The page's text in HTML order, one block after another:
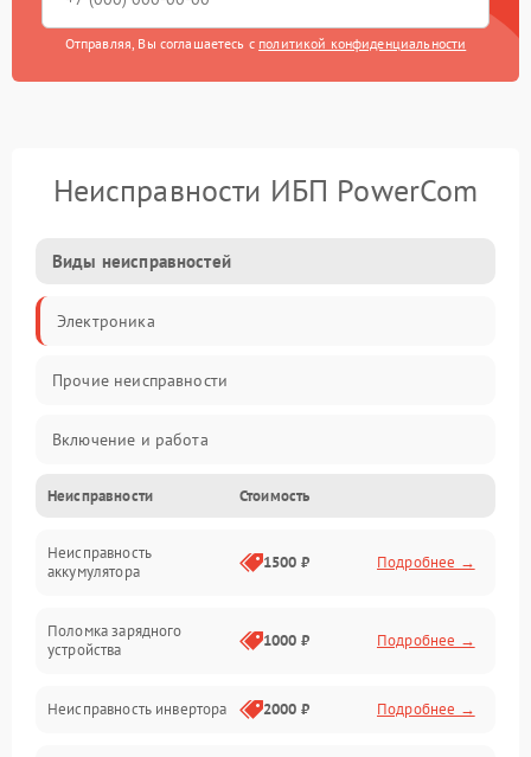
Отправляя, Вы соглашаетесь с политикой конфиденциальности
Неисправности ИБП PowerCom
Виды неисправностей
Электроника
Прочие неисправности
Включение и работа
Работа с нагрузкой
Звук и индикация
Неисправности Стоимость
Неисправность
аккумулятора
1500 ₽ Подробнее →
Поломка зарядного
устройства
1000 ₽ Подробнее →
Неисправность инвертора 2000 ₽ Подробнее →